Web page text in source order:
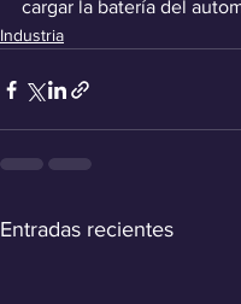
cargar la batería del
Industria
Entradas recientes